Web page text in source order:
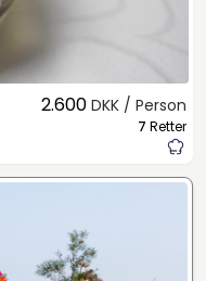
2.600 DKK / Person
7 Retter